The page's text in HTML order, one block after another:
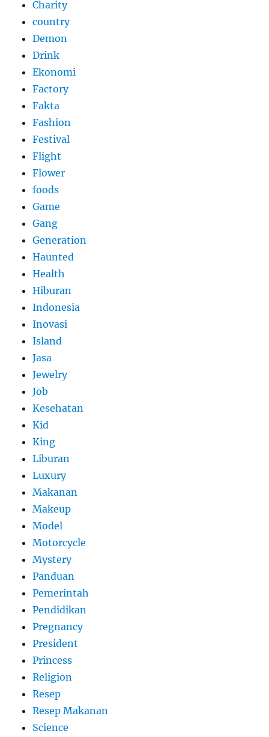
Charity
country
Demon
Drink
Ekonomi
Factory
Fakta
Fashion
Festival
Flight
Flower
foods
Game
Gang
Generation
Haunted
Health
Hiburan
Indonesia
Inovasi
Island
Jasa
Jewelry
Job
Kesehatan
Kid
King
Liburan
Luxury
Makanan
Makeup
Model
Motorcycle
Mystery
Panduan
Pemerintah
Pendidikan
Pregnancy
President
Princess
Religion
Resep
Resep Makanan
Science